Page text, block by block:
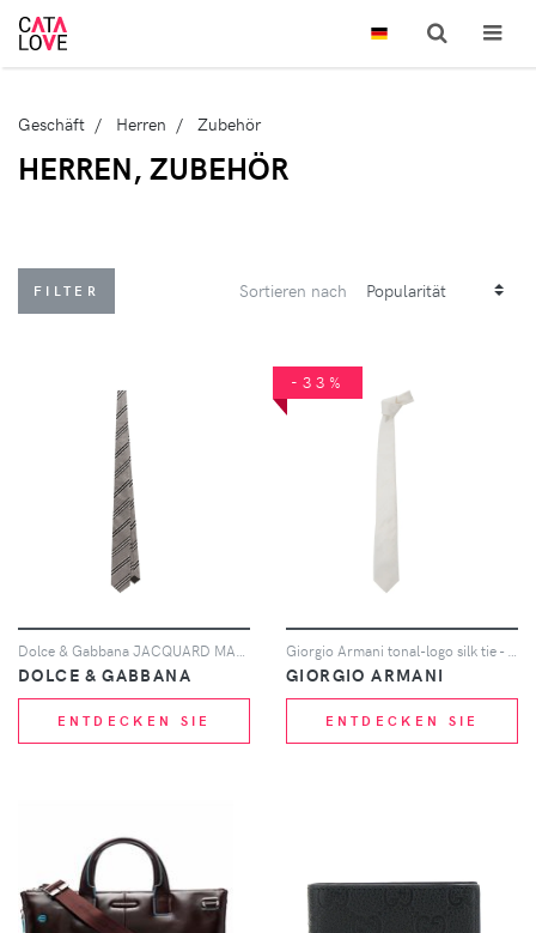
Geschäft Herren Zubehör
HERREN, ZUBEHÖR
FILTER Sortieren nach
Dolce & Gabbana JACQUARD MARTINI TIE - Grau
DOLCE & GABBANA
ENTDECKEN SIE
-33%
Giorgio Armani tonal-logo silk tie - Weiß
GIORGIO ARMANI
ENTDECKEN SIE